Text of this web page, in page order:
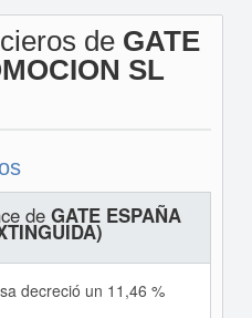
de GATE
SL
de GATE ESPAÑA
decreció un 11,46 %